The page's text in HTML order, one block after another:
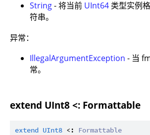
String- 将当前 UInt64 类型实例
符串。
异常：
IllegalArgumentException - 当
常。
extend UInt8 <: Formattable
extend UInt8 <: Formattable